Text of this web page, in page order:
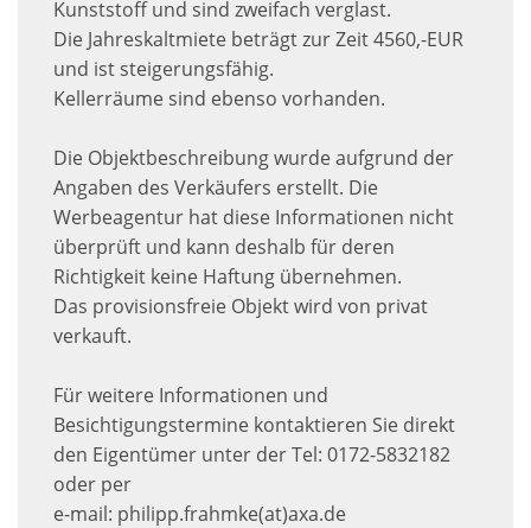
Kunststoff und sind zweifach verglast.
Die Jahreskaltmiete beträgt zur Zeit 4560,-EUR
und ist steigerungsfähig.
Kellerräume sind ebenso vorhanden.
Die Objektbeschreibung wurde aufgrund der
Angaben des Verkäufers erstellt. Die
Werbeagentur hat diese Informationen nicht
überprüft und kann deshalb für deren
Richtigkeit keine Haftung übernehmen.
Das provisionsfreie Objekt wird von privat
verkauft.
Für weitere Informationen und
Besichtigungstermine kontaktieren Sie direkt
den Eigentümer unter der Tel: 0172-5832182
oder per
e-mail: philipp.frahmke(at)axa.de